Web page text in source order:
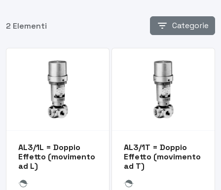
2 Elementi filter_list Categorie
AL3/1L = Doppio
Effetto (movimento
ad L)
AL3/1T = Doppio
Effetto (movimento
ad T)